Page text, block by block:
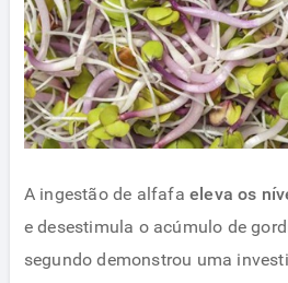
A ingestão de alfafa eleva os
e desestimula o acúmulo de
segundo demonstrou uma